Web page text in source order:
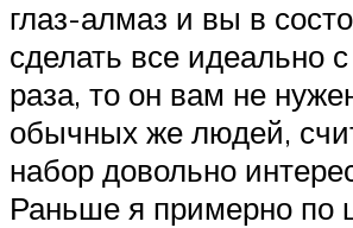
глаз-алмаз и вы в
сделать все идеально
раза, то он вам не
обычных же людей,
набор довольно
Раньше я примерно по